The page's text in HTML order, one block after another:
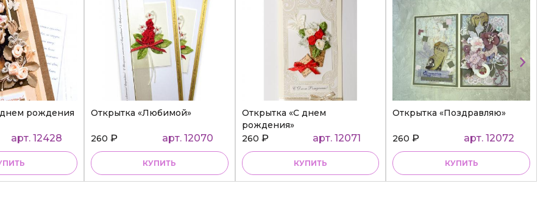
рождения
арт. 12428
Открытка «Любимой»
260 ₽ арт. 12070
КУПИТЬ
Открытка «С днем
рождения»
260 ₽ арт. 12071
КУПИТЬ
Открытка «Поздравляю»
260₽ арт. 12072
КУПИТЬ